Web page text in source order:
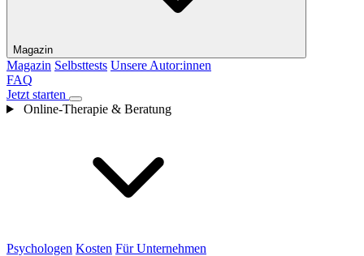
Magazin
Magazin Selbsttests Unsere Autor:innen
FAQ
Jetzt starten
Online-Therapie & Beratung
Psychologen Kosten Für Unternehmen